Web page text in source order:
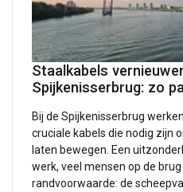
Staalkabels
Spijkenisserbrug: zo
Bij de Spijkenisserbrug
cruciale kabels die nodig zijn
laten bewegen. Een
werk, veel mensen op de
randvoorwaarde: de